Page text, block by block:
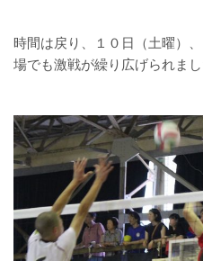
時間は戻り、１０日（土曜）
場でも激戦が繰り広げられまし